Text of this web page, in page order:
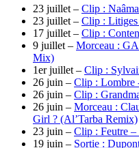
23 juillet – Clip :
23 juillet – Clip :
17 juillet – Clip :
9 juillet – Morceau :
Mix)
1er juillet – Clip :
26 juin – Clip : Lombre
26 juin – Clip :
26 juin – Morceau :
Girl ? (Al’Tarba Remix)
23 juin – Clip : Feutre –
19 juin – Sortie :